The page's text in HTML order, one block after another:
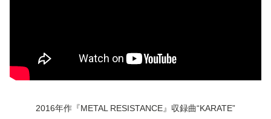
2016年作『METAL RESISTANCE』収録曲“KARATE”